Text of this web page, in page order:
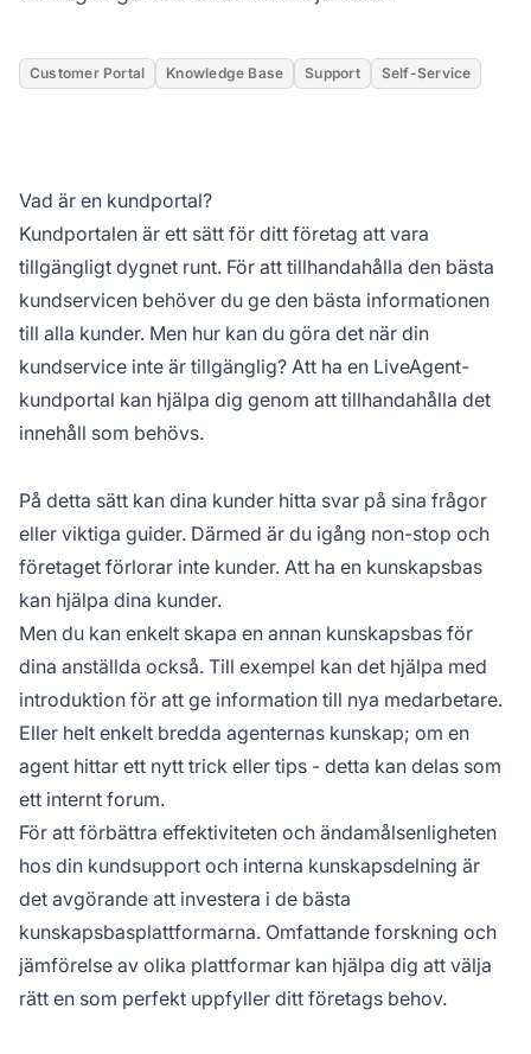
Customer Portal Knowledge Base Support Self-Service
Vad är en kundportal?
Kundportalen är ett sätt för ditt företag att vara
tillgängligt dygnet runt. För att tillhandahålla den bästa
kundservicen behöver du ge den bästa informationen
till alla kunder. Men hur kan du göra det när din
kundservice inte är tillgänglig? Att ha en LiveAgent-
kundportal kan hjälpa dig genom att tillhandahålla det
innehåll som behövs.
På detta sätt kan dina kunder hitta svar på sina frågor
eller viktiga guider. Därmed är du igång non-stop och
företaget förlorar inte kunder. Att ha en kunskapsbas
kan hjälpa dina kunder.
Men du kan enkelt skapa en annan kunskapsbas för
dina anställda också. Till exempel kan det hjälpa med
introduktion för att ge information till nya medarbetare.
Eller helt enkelt bredda agenternas kunskap; om en
agent hittar ett nytt trick eller tips - detta kan delas som
ett internt forum.
För att förbättra effektiviteten och ändamålsenligheten
hos din kundsupport och interna kunskapsdelning är
det avgörande att investera i de bästa
kunskapsbasplattformarna. Omfattande forskning och
jämförelse av olika plattformar kan hjälpa dig att välja
rätt en som perfekt uppfyller ditt företags behov.